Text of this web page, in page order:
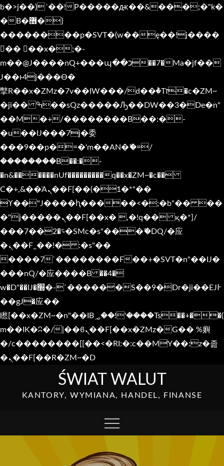
b�>j��)΄��!P�����ԫ��&���;�"k�
�B�޶�}
��������p�SVT�(w��ę��!j����
�� ��x�;�-
m��@J����nQ+���պ��כ��7�Ma�jf��
J��ͱ4j���Ѳ�
撆R��x�ZMz�7v��IW���/d��ٞ�Тז�c�ZM~
�ji�� ߒ��sQz�����Ԡ��DW��3�De�n"
��M�+/��������B��:�-
�u��IJ���7j�委
���9��p�=�'m��AN�ޭ�=/
��������B��:�-
�n&������nUf���������q��x�ZM~�c��
Ϲ�+,&��Ὰܢ��F[��(�1�*"��
ϒ��"J����ԧ�����<�;�b"�� ��
�"j�����ܢ��F[��x� ,�!q�� қ�*]/
���؝�2��7�SMc�s"���ޭ�DQ/�应
�ܢ��F_��!� :�s"��
����7`��������F��+�SVT�n"��IJ�
���nQ/�应����B ��4�
w�D"��IJ�׭�-`������S��9�Dr�ji��EJ߅
��gJ�应��
矁[��x�ZM~�n"��IB؃��!'����Тѕ��+��(
m��IK�ʭ�/|��ϐܢ��F[��x�ZMz�G�� %嬩
�/c��������[[��<�RI:�:c��MΎ��:z�졾
�ܢ��F[��R�ZM~�D
content
ŚWIAT WALUT
KANTORY, WYMIANA, HANDEL, FINANSE